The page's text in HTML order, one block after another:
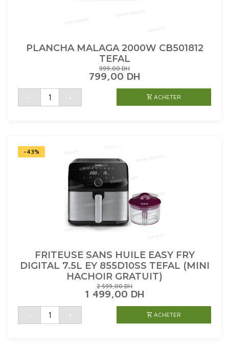
PLANCHA MALAGA 2000W CB501812
TEFAL
999,00DH
LE
PRIX
INITIAL
999,00 DH.
799,00 DH
ACTUEL
EST :
799,00 DH.
-
quantité
PLANCHA
+ ACHETER
-43%
FRITEUSE SANS HUILE EASY FRY
DIGITAL 7.5L EY 855D10SS TEFAL (MINI
HACHOIR GRATUIT)
2 599,00DH
LE
PRIX
INITIAL
1 499,00 DH
ACTUEL
EST :
1
-
quantité
FRITEUSE
+ ACHETER